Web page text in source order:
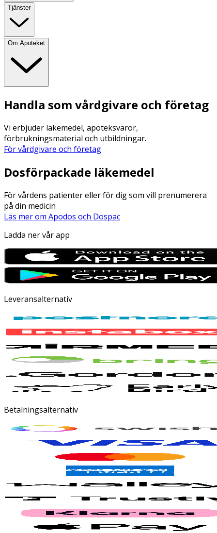
Tjänster
Om Apoteket
Handla som vårdgivare och företag
Vi erbjuder läkemedel, apoteksvaror,
förbrukningsmaterial och utbildningar.
För vårdgivare och företag
Dosförpackade läkemedel
För vårdens patienter eller för dig som vill prenumerera
på din medicin
Läs mer om Apodos och Dospac
Ladda ner vår app
Leveransalternativ
Betalningsalternativ